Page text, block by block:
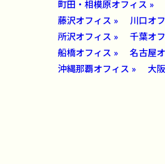
町田・相模原オフィス »
藤沢オフィス »
川口オ
所沢オフィス »
千葉オ
船橋オフィス »
名古屋
沖縄那覇オフィス »
大